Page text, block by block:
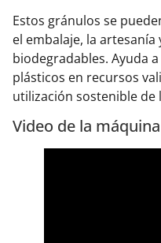
Estos gránulos se
el embalaje, la artesanía
biodegradables. Ayuda
plásticos en recursos
utilización sostenible
Video de la